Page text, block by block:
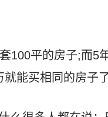
100平的房子;而5
能买相同的房子了